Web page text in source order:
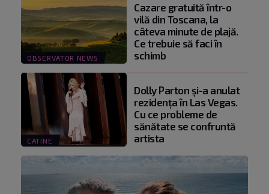
OBSERVATOR NEWS
Cazare gratuită într-o
vilă din Toscana, la
câteva minute de plajă.
Ce trebuie să faci în
schimb
CATINE
Dolly Parton și-a anulat
rezidența în Las Vegas.
Cu ce probleme de
sănătate se confruntă
artista